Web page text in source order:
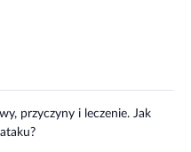
przyczyny i leczenie. Jak